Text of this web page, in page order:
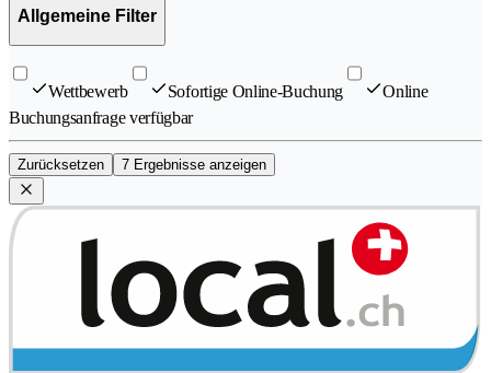
Allgemeine Filter
Wettbewerb Sofortige Online-Buchung
Online
Buchungsanfrage verfügbar
Zurücksetzen 7 Ergebnisse anzeigen